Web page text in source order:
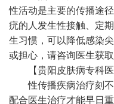
性活动是主要的传播途
疣的人发生性接触、定
生习惯，可以降低感染
或担心，请咨询医生获
【贵阳皮肤病专科
性传播疾病治疗刻
配合医生治疗才能早日